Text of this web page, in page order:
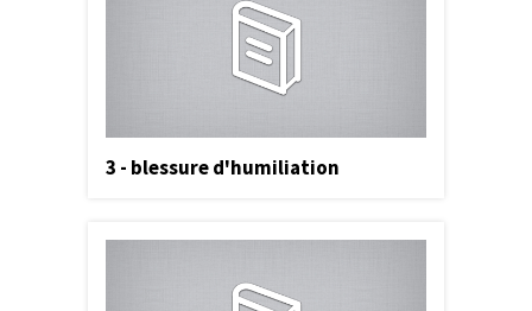
3 - blessure d'humiliation